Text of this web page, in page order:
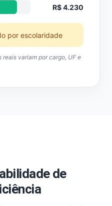
R$ 4.230
por escolaridade
variam por cargo, UF e
de